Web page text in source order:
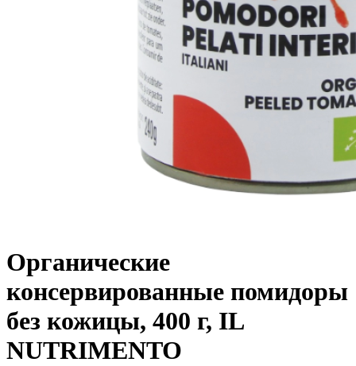
Органические
консервированные помидоры
без кожицы, 400 г, IL
NUTRIMENTO